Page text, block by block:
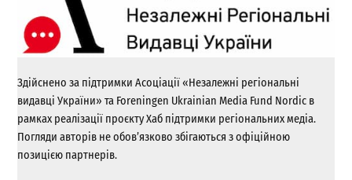
Здійснено за підтримки Асоціації «Незалежні регіональні
видавці України» та Foreningen Ukrainian Media Fund Nordic в
рамках реалізації проєкту Хаб підтримки регіональних медіа.
Погляди авторів не обов’язково збігаються з офіційною
позицією партнерів.